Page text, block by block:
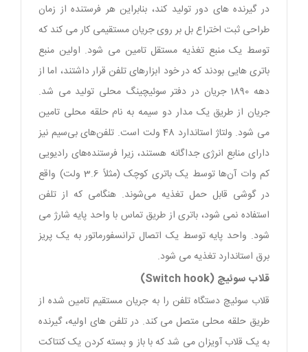
در گیرنده های دور تولید کند، بنابراین هر فرستنده از زمان
طراحی ثبت اختراع بل بر روی جریان مستقیمی کار می کند که
توسط یک منبع تغذیه مستقل تامین می شود. اولین منبع
باتری هایی بودند که در خود ابزارهای تلفن قرار داشتند، اما از
دهه 1890 جریان در دفتر سوئیچینگ محلی تولید می شد.
جریان از طریق یک مدار دو سیمه به نام حلقه محلی تامین
می شود. ولتاژ استاندارد 48 ولت است. تلفن‌های بی‌سیم نیز
دارای منابع انرژی جداگانه هستند، زیرا فرستنده‌های رادیویی
کم وات آن‌ها توسط یک باتری کوچک (مثلاً 3.6 ولت) واقع
در گوشی قابل حمل تغذیه می‌شوند. هنگامی که از تلفن
استفاده نمی شود، باتری از طریق تماس با واحد پایه شارژ می
شود. واحد پایه توسط یک اتصال ترانسفورماتور به یک پریز
برق استاندارد تغذیه می شود.
قلاب سوئیچ (Switch hook)
قلاب سوئیچ دستگاه تلفن را به جریان مستقیم تامین شده از
طریق حلقه محلی متصل می کند. در تلفن های اولیه، گیرنده
به یک قلاب آویزان می شد که با باز و بسته کردن یک کنتاکت